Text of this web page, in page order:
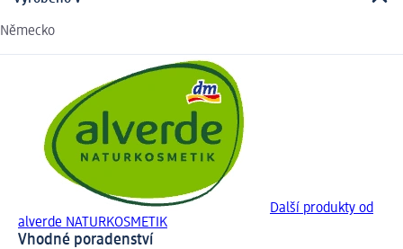
Německo
Další produkty od
alverde NATURKOSMETIK
Vhodné poradenství